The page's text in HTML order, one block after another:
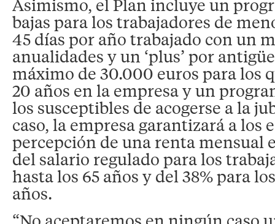
Asimismo, el Plan incluye un
bajas para los trabajadores de
45 días por año trabajado con un
anualidades y un ‘plus’ por
máximo de 30.000 euros para los
20 años en la empresa y un
los susceptibles de acogerse a la
caso, la empresa garantizará a los
percepción de una renta mensual
del salario regulado para los
hasta los 65 años y del 38% para
años.